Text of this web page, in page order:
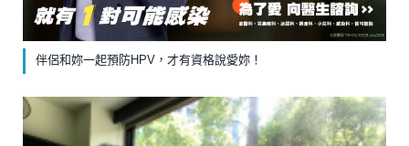
伴侶和妳一起預防HPV，才有資格說愛妳！